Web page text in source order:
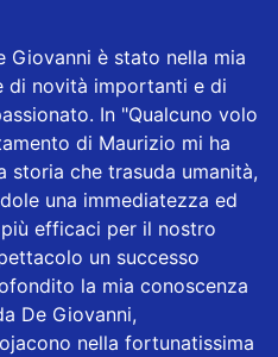
Giovanni è stato nella mia
di novità importanti e di
In "Qualcuno volo
di Maurizio mi ha
storia che trasuda umanità,
una immediatezza ed
efficaci per il nostro
un successo
la mia conoscenza
De Giovanni,
nella fortunatissima